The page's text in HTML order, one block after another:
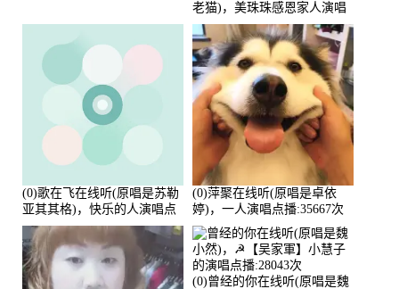
老猫)，美珠珠感恩家人演唱
点播:80218次
(0)歌在飞在线听(原唱是苏勒
亚其其格)，快乐的人演唱点
播:36次
(0)萍聚在线听(原唱是卓依
婷)，一人演唱点播:35667次
(0)曾经的你在线听(原唱是魏